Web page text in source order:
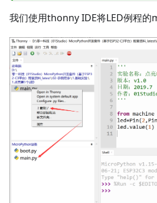
我们使用thonny IDE将LED例程的